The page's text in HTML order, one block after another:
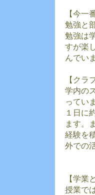
【今
勉強と
勉強は
すが楽
んでい
【ク
学内の
ってい
１日に
ます。
経験を
外での
【学
授業で